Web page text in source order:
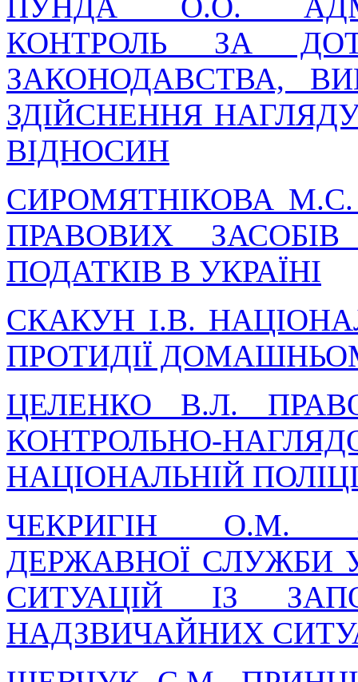
КОНТРОЛЬ ЗА
ЗАКОНОДАВСТВА,
ЗДІЙСНЕННЯ
ВІДНОСИН
СИРОМЯТНІКОВА
ПРАВОВИХ
ПОДАТКІВ В УКРАЇНІ
СКАКУН І.В.
ПРОТИДІЇ
ЦЕЛЕНКО В.Л.
КОНТРОЛЬНО-
НАЦІОНАЛЬНІЙ
ЧЕКРИГІН О.М.
ДЕРЖАВНОЇ СЛУЖБИ
СИТУАЦІЙ ІЗ
НАДЗВИЧАЙНИХ